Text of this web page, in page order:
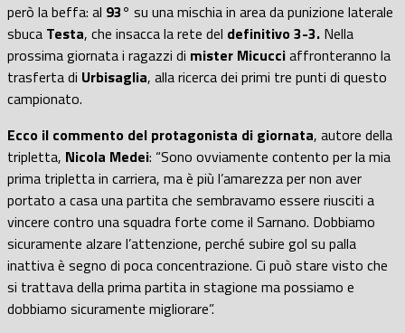
però la beffa: al 93° su una mischia in area da punizione laterale
sbuca Testa, che insacca la rete del definitivo 3-3. Nella
prossima giornata i ragazzi di mister Micucciaffronteranno la
trasferta di Urbisaglia, alla ricerca dei primi tre punti di questo
campionato.
Ecco il commento del protagonista di giornata, autore della
tripletta, Nicola Medei: “Sono ovviamente contento per la mia
prima tripletta in carriera, ma è più l’amarezza per non aver
portato a casa una partita che sembravamo essere riusciti a
vincere contro una squadra forte come il Sarnano. Dobbiamo
sicuramente alzare l’attenzione, perché subire gol su palla
inattiva è segno di poca concentrazione. Ci può stare visto che
si trattava della prima partita in stagione ma possiamo e
dobbiamo sicuramente migliorare”.